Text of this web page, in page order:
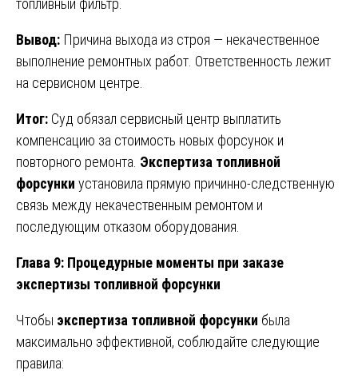
топливный фильтр.
Вывод: Причина выхода из строя — некачественное
выполнение ремонтных работ. Ответственность лежит
на сервисном центре.
Итог: Суд обязал сервисный центр выплатить
компенсацию за стоимость новых форсунок и
повторного ремонта. Экспертиза топливной
форсунки установила прямую причинно-следственную
связь между некачественным ремонтом и
последующим отказом оборудования.
Глава 9: Процедурные моменты при заказе
экспертизы топливной форсунки
Чтобы экспертиза топливной форсунки была
максимально эффективной, соблюдайте следующие
правила: